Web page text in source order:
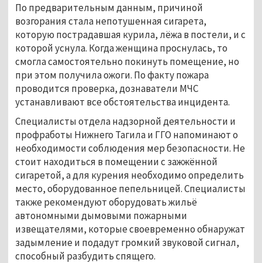
По предварительным данным, причиной
возгорания стала непотушенная сигарета,
которую пострадавшая курила, лёжа в постели, и с
которой уснула. Когда женщина проснулась, то
смогла самостоятельно покинуть помещение, но
при этом получила ожоги. По факту пожара
проводится проверка, дознаватели МЧС
устанавливают все обстоятельства инцидента.
Специалисты отдела надзорной деятельности и
профработы Нижнего Тагила и ГГО напоминают о
необходимости соблюдения мер безопасности. Не
стоит находиться в помещении с зажжённой
сигаретой, а для курения необходимо определить
место, оборудованное пепельницей. Специалисты
также рекомендуют оборудовать жильё
автономными дымовыми пожарными
извещателями, которые своевременно обнаружат
задымление и подадут громкий звуковой сигнал,
способный разбудить спящего.